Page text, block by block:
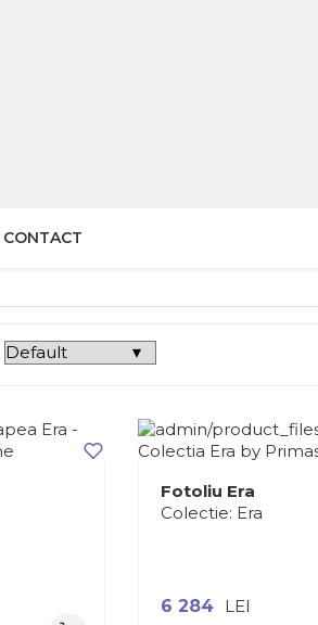
CONTACT
Fotoliu Era
Colectie: Era
6 284 LEI